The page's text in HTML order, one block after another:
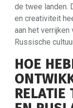
de twee landen.
en creativiteit
aan het
Russische
HOE
RELATIE